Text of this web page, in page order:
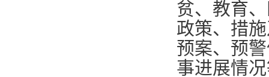
贫、教育
政策、措
预案、预
事进展情